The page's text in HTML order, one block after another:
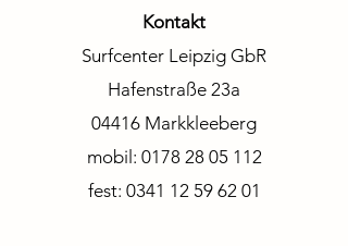
Kontakt
Surfcenter Leipzig GbR
Hafenstraße 23a
04416 Markkleeberg
mobil: 0178 28 05 112
fest: 0341 12 59 62 01